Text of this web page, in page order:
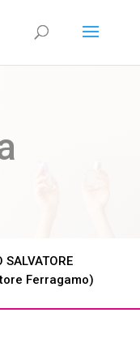
SALVATORE
Ferragamo)